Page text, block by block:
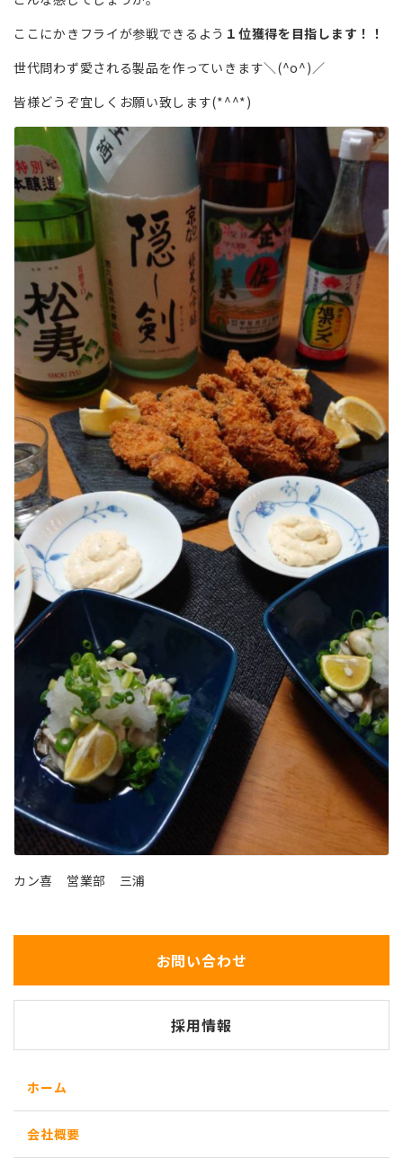
ここにかきフライが参戦できるよう １位獲得を目指します！！
世代問わず愛される製品を作っていきます＼(^o^)／
皆様どうぞ宜しくお願い致します(*^^*)
カン喜 営業部 三浦
お問い合わせ
採用情報
ホーム
会社概要